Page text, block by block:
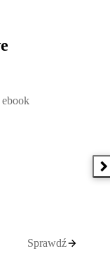
Patrycja Kubiesa -
Sprawdź